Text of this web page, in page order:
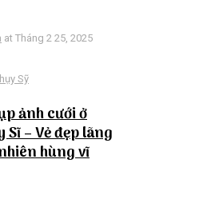
at Tháng 2 25, 2025
Sỹ
ảnh cưới ở
– Vẻ đẹp lãng
hùng vĩ